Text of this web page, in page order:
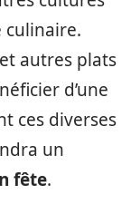
autres plats
d’une
ces diverses
un
fête.